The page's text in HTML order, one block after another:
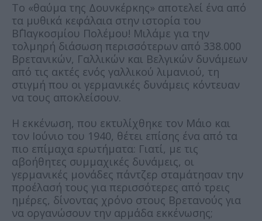
Το «θαύμα της Δουνκέρκης» αποτελεί ένα από
τα μυθικά κεφάλαια στην ιστορία του
Β΄Παγκοσμίου Πολέμου! Μιλάμε για την
τολμηρή διάσωση περισσότερων από 338.000
Βρετανικών, Γαλλικών και Βελγικών δυνάμεων
από τις ακτές ενός γαλλικού λιμανιού, τη
στιγμή που οι γερμανικές δυνάμεις κόντευαν
να τους αποκλείσουν.
Η εκκένωση, που εκτυλίχθηκε τον Μάιο και
τον Ιούνιο του 1940, θέτει επίσης ένα από τα
πιο επίμαχα ερωτήματα: Γιατί, με τις
αβοήθητες συμμαχικές δυνάμεις, οι
γερμανικές μονάδες πάντζερ σταμάτησαν την
προέλασή τους για περισσότερες από τρεις
ημέρες, δίνοντας χρόνο στους Βρετανούς για
να οργανώσουν την αρμάδα εκκένωσης;